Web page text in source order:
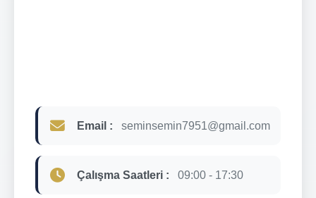
Email : seminsemin7951@gmail.com
Çalışma Saatleri : 09:00 - 17:30